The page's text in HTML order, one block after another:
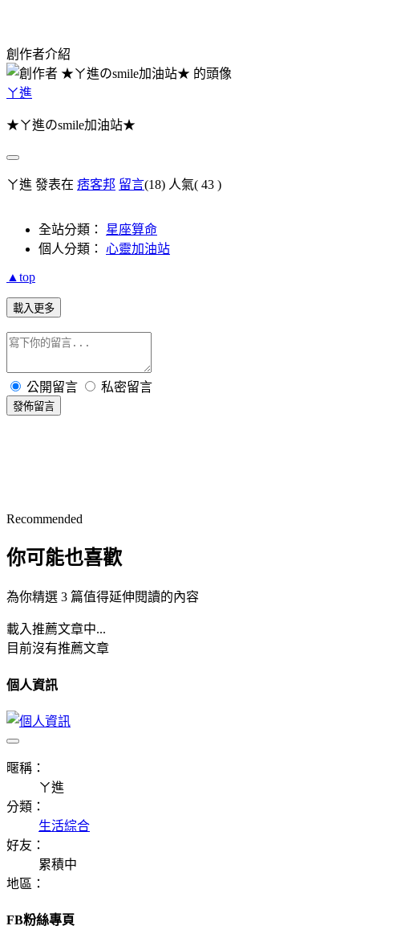
創作者介紹
ㄚ進
★ㄚ進のsmile加油站★
ㄚ進 發表在 痞客邦 留言(18) 人氣( 43 )
全站分類： 星座算命
個人分類： 心靈加油站
▲top
載入更多
公開留言 私密留言
發佈留言
Recommended
你可能也喜歡
為你精選 3 篇值得延伸閱讀的內容
載入推薦文章中...
目前沒有推薦文章
個人資訊
暱稱：
ㄚ進
分類：
生活綜合
好友：
累積中
地區：
FB粉絲專頁